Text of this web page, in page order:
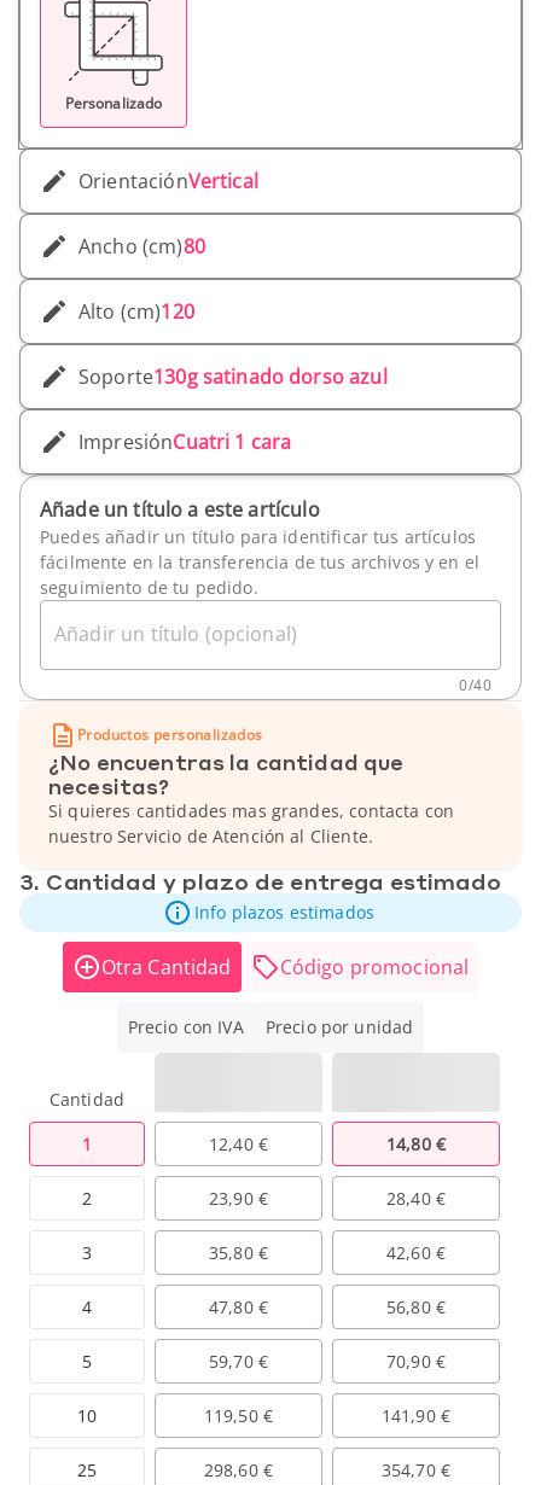
Personalizado
OrientaciónVertical
Ancho (cm)80
Alto (cm)120
Soporte130g satinado dorso azul
ImpresiónCuatri 1 cara
Añade un título a este artículo
Puedes añadir un título para identificar tus artículos
fácilmente en la transferencia de tus archivos y en el
seguimiento de tu pedido.
Añadir un título (opcional)
0/40
Productos personalizados
¿No encuentras la cantidad que
necesitas?
Si quieres cantidades mas grandes, contacta con
nuestro Servicio de Atención al Cliente.
3. Cantidad y plazo de entrega estimado
Info plazos estimados
Otra Cantidad Código promocional
Precio con IVA Precio por unidad
Cantidad
1
2
3
4
5
10
25
12,40 € 14,80 €
23,90 € 28,40 €
35,80 € 42,60 €
47,80 € 56,80 €
59,70 € 70,90 €
119,50 € 141,90 €
298,60 € 354,70 €